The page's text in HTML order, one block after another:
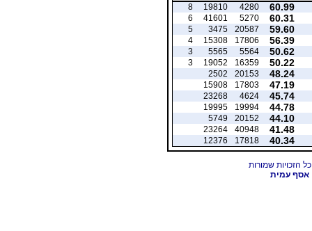
60.99
4280
19810
8
60.31
5270
41601
6
59.60
20587
3475
5
56.39
17806
15308
4
50.62
5564
5565
3
50.22
16359
19052
3
48.24
20153
2502
47.19
17803
15908
45.74
4624
23268
44.78
19994
19995
44.10
20152
5749
41.48
40948
23264
40.34
17818
12376
אסף עמית